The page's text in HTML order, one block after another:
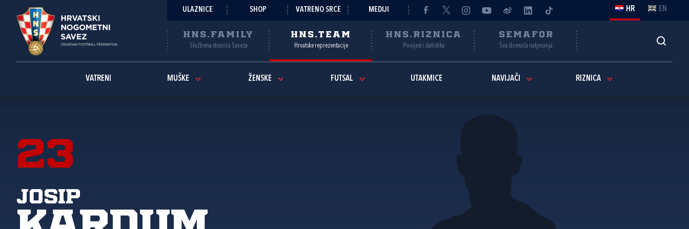
ULAZNICE SHOP VATRENO SRCE MEDIJI HR EN
HNS.FAMILY
Službena stranica Saveza
HNS.TEAM
Hrvatske reprezentacije
HNS.RIZNICA
Povijest i statistika
SEMAFOR
Sva domaća natjecanja
VATRENI MUŠKE ŽENSKE FUTSAL UTAKMICE NAVIJAČI RIZNICA
23
Josip